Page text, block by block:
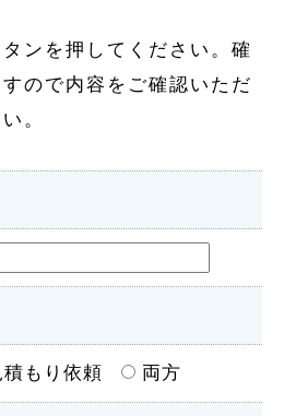
ンを押してください。確
ので内容をご確認いただ
。
積もり依頼 両方